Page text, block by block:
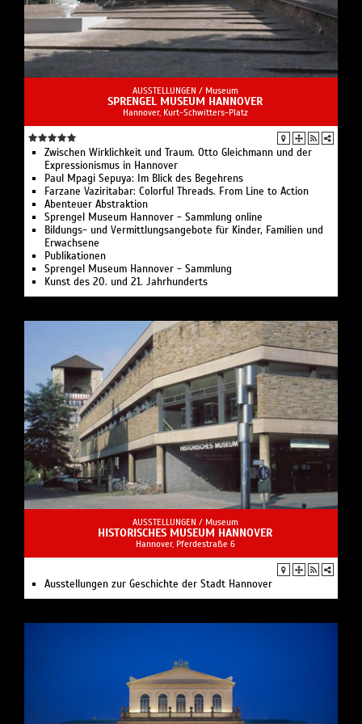
AUSSTELLUNGEN / Museum
SPRENGEL MUSEUM HANNOVER
Hannover, Kurt-Schwitters-Platz
Zwischen Wirklichkeit und Traum. Otto Gleichmann und der
Expressionismus in Hannover
Paul Mpagi Sepuya: Im Blick des Begehrens
Farzane Vaziritabar: Colorful Threads. From Line to Action
Abenteuer Abstraktion
Sprengel Museum Hannover - Sammlung online
Bildungs- und Vermittlungsangebote für Kinder, Familien und
Erwachsene
Publikationen
Sprengel Museum Hannover - Sammlung
Kunst des 20. und 21. Jahrhunderts
AUSSTELLUNGEN / Museum
HISTORISCHES MUSEUM HANNOVER
Hannover, Pferdestraße 6
Ausstellungen zur Geschichte der Stadt Hannover